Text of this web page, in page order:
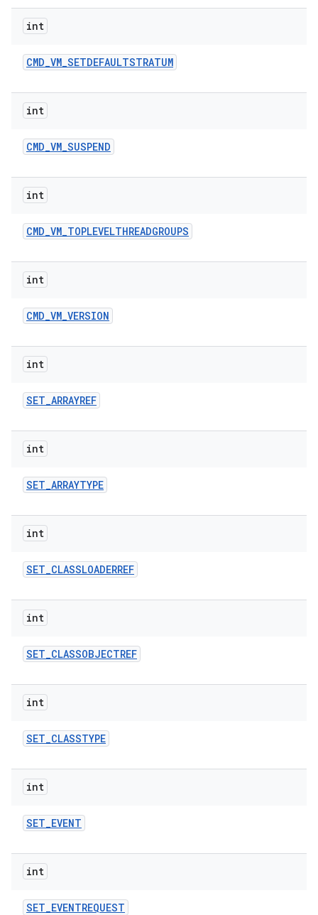
int
CMD_VM_SETDEFAULTSTRATUM
int
CMD_VM_SUSPEND
int
CMD_VM_TOPLEVELTHREADGROUPS
int
CMD_VM_VERSION
int
SET_ARRAYREF
int
SET_ARRAYTYPE
int
SET_CLASSLOADERREF
int
SET_CLASSOBJECTREF
int
SET_CLASSTYPE
int
SET_EVENT
int
SET_EVENTREQUEST